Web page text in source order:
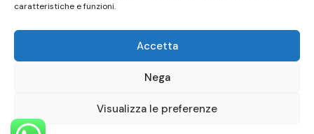
caratteristiche e funzioni.
Accetta
Nega
Visualizza le preferenze
Copyright © 2026 Affittacamere Il Fauno
HOME